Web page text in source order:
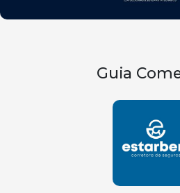
Guia